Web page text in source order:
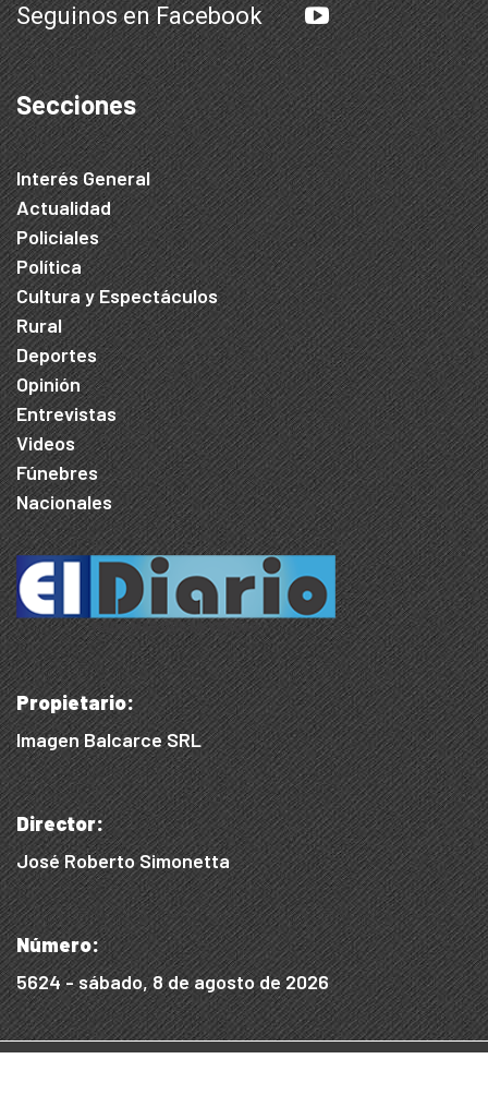
Seguinos en Facebook
Secciones
Interés General
Actualidad
Policiales
Política
Cultura y Espectáculos
Rural
Deportes
Opinión
Entrevistas
Videos
Fúnebres
Nacionales
Propietario:
Imagen Balcarce SRL
Director:
José Roberto Simonetta
Número:
5624 - sábado, 8 de agosto de 2026